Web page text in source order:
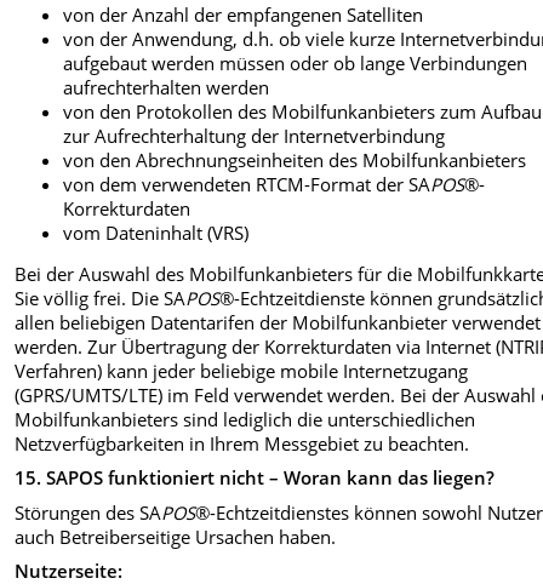
von der Anzahl der empfangenen Satelliten
von der Anwendung, d.h. ob viele kurze
aufgebaut werden müssen oder ob lange Verbindungen
aufrechterhalten werden
von den Protokollen des Mobilfunkanbieters zum
zur Aufrechterhaltung der Internetverbindung
von den Abrechnungseinheiten des Mobilfunkanbieters
von dem verwendeten RTCM-Format der SAPOS®-
Korrekturdaten
vom Dateninhalt (VRS)
Bei der Auswahl des Mobilfunkanbieters für die
Sie völlig frei. Die SAPOS®-Echtzeitdienste können
allen beliebigen Datentarifen der Mobilfunkanbieter verwendet
werden. Zur Übertragung der Korrekturdaten via Internet
Verfahren) kann jeder beliebige mobile Internetzugang
(GPRS/UMTS/LTE) im Feld verwendet werden. Bei der Auswahl
Mobilfunkanbieters sind lediglich die unterschiedlichen
Netzverfügbarkeiten in Ihrem Messgebiet zu beachten.
15. SAPOS funktioniert nicht – Woran kann das liegen?
Störungen des SAPOS®-Echtzeitdienstes können sowohl
auch Betreiberseitige Ursachen haben.
Nutzerseite: